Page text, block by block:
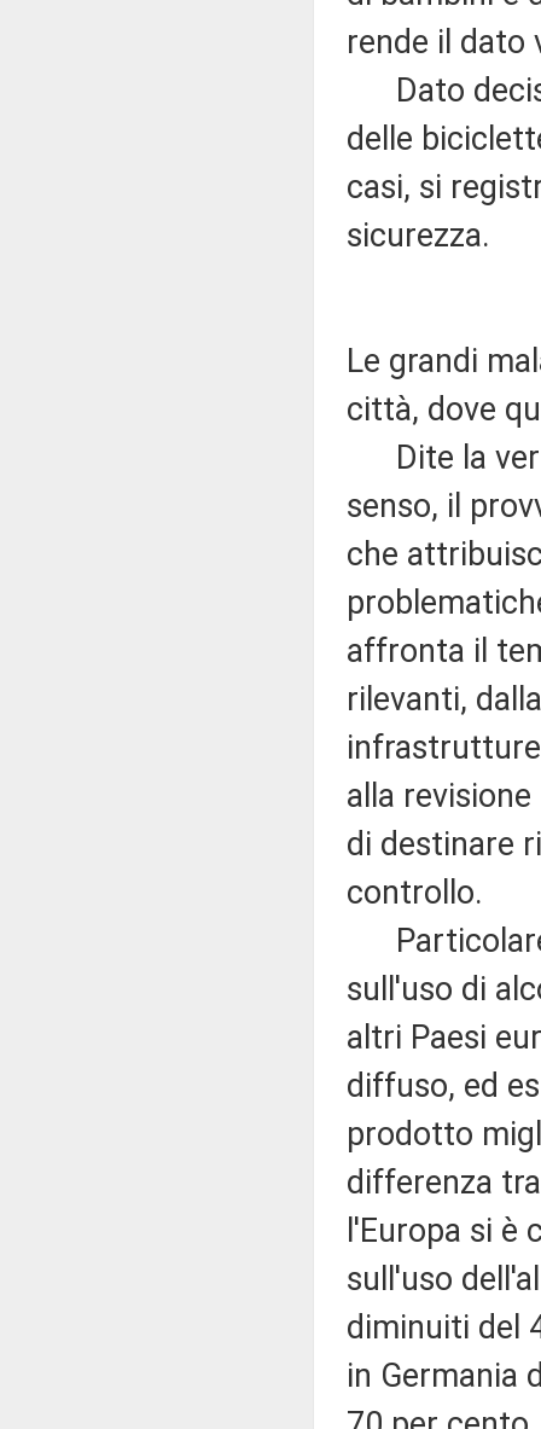
rende il dato
Dato
delle
casi, si
sicurezza.
Le grandi
città, dove
Dite la
senso, il
che
affronta il
rilevanti,
alla
di destinare
controllo.
Particolare
sull'uso di
altri Paesi
diffuso, ed
prodotto
differenza
l'Europa si
sull'uso
diminuiti del
in Germania